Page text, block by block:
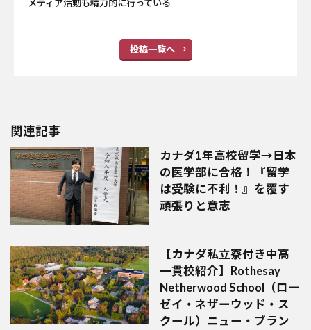
メディア活動も精力的に行っている
投稿一覧へ
関連記事
カナダ1年高校留学→日本
の医学部に合格！『留学
は受験に不利！』を覆す
頑張りと意志
【カナダ私立寮付き中高
一貫校紹介】Rothesay
Netherwood School（ロー
ゼイ・ネザーウッド・ス
クール）ニュー・ブラン